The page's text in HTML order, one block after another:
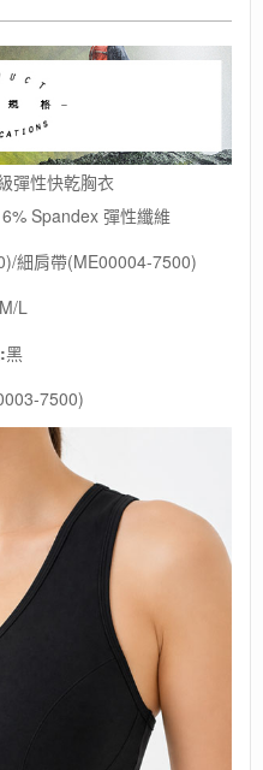
彈性快乾胸衣
Spandex 彈性纖維
細肩帶(ME00004-7500)
L
黑
7500)